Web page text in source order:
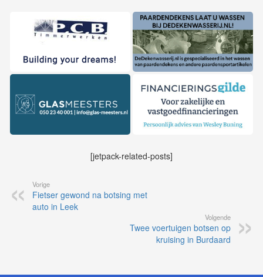
[jetpack-related-posts]
Vorige
Fietser gewond na botsing met
auto in Leek
Volgende
Twee voertuigen botsen op
kruising in Burdaard